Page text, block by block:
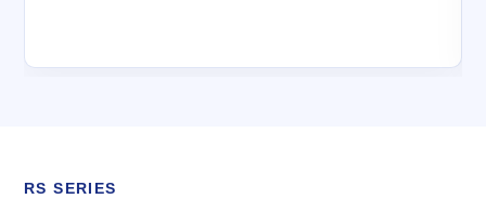
RS SERIES